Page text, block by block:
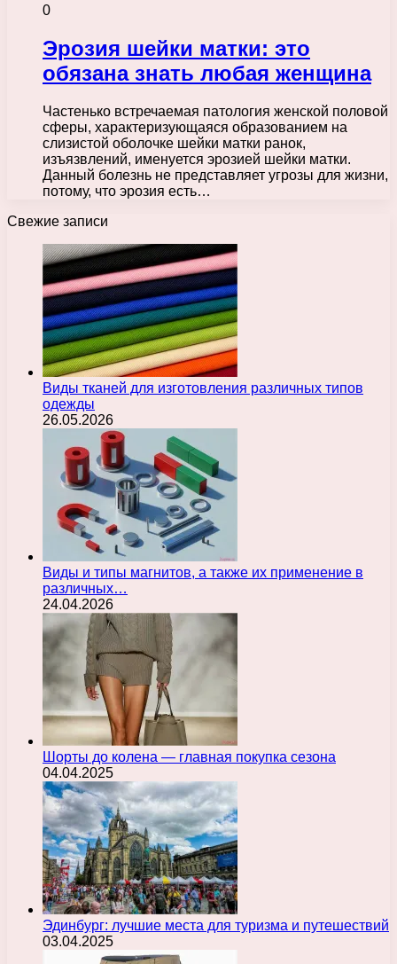
0
Эрозия шейки матки: это
обязана знать любая женщина
Частенько встречаемая патология женской половой
сферы, характеризующаяся образованием на
слизистой оболочке шейки матки ранок,
изъязвлений, именуется эрозией шейки матки.
Данный болезнь не представляет угрозы для жизни,
потому, что эрозия есть…
Свежие записи
Виды тканей для изготовления различных типов
одежды
26.05.2026
Виды и типы магнитов, а также их применение в
различных…
24.04.2026
Шорты до колена — главная покупка сезона
04.04.2025
Эдинбург: лучшие места для туризма и путешествий
03.04.2025